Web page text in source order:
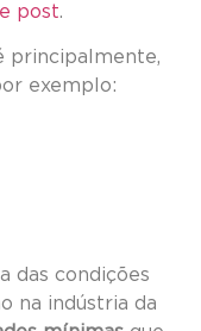
post.
principalmente,
exemplo:
das condições
na indústria da